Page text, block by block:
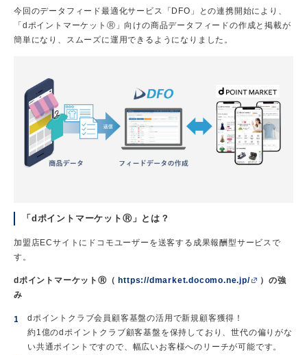
今回のデータフィード最適化サービス「DFO」との連携開始により、
「dポイントマーケットⓇ」向けの商品データフィードの作成と掲載が
簡単になり、スムーズに運用できるようになりました。
「dポイントマーケットⓇ」とは？
加盟店ECサイトにドコモユーザーを送客する成果報酬型サービスで
す。
dポイントマーケットⓇ（ https://dmarket.docomo.ne.jp/
）の強
み
dポイントクラブ会員顧客基盤の活用で新規顧客獲得！
約1億のdポイントクラブ顧客基盤を保持しており、世代の偏りがな
い共通ポイントですので、幅広いお客様へのリーチが可能です。